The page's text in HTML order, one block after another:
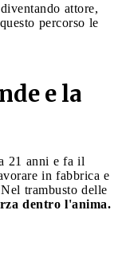
attore,
percorso le
e la
21 anni e fa il
in fabbrica e
trambusto delle
dentro l'anima.